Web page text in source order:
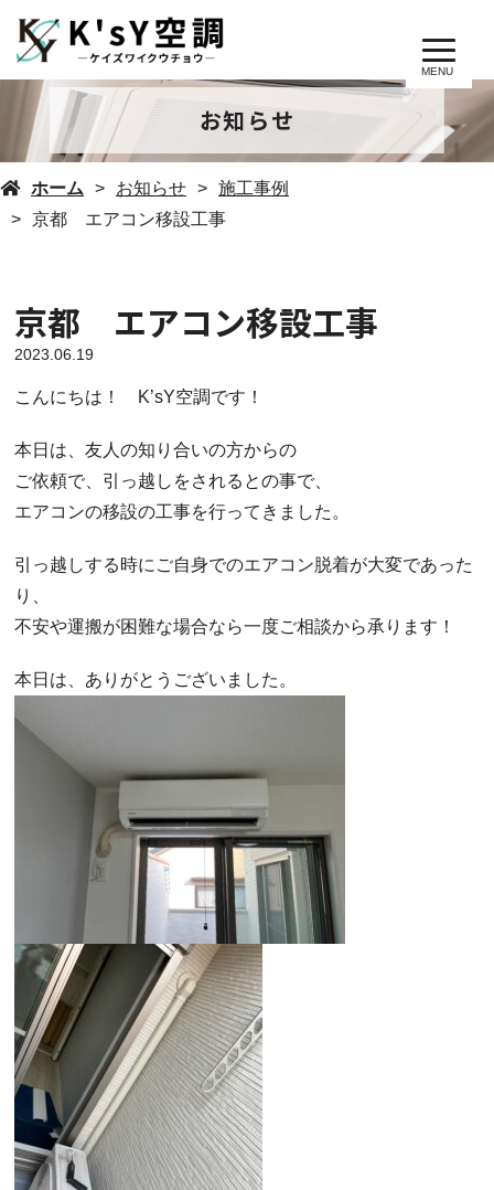
MENU
お知らせ
ホーム お知らせ
施工事例
京都 エアコン移設工事
京都 エアコン移設工事
2023.06.19
こんにちは！ K’sY空調です！
本日は、友人の知り合いの方からの
ご依頼で、引っ越しをされるとの事で、
エアコンの移設の工事を行ってきました。
引っ越しする時にご自身でのエアコン脱着が大変であった
り、
不安や運搬が困難な場合なら一度ご相談から承ります！
本日は、ありがとうございました。